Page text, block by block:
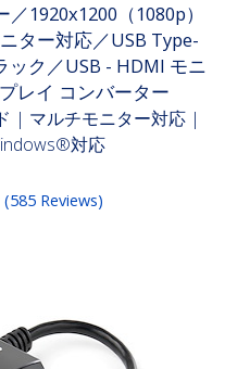
1920x1200（1080p）
ター対応／USB Type-
ク／USB - HDMI モニ
レイ コンバーター
| マルチモニター対応 |
対応
(585 Reviews)